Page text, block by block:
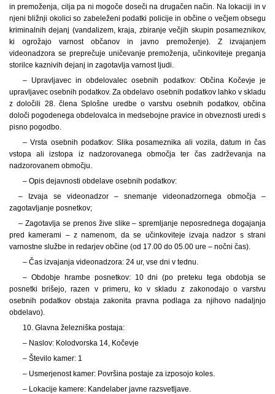
in premoženja, cilja pa ni mogoče doseči na drugačen način. Na lokaciji in v
njeni bližnji okolici so zabeleženi podatki policije in občine o večjem obsegu
kriminalnih dejanj (vandalizem, kraja, zbiranje večjih skupin posameznikov,
ki ogrožajo varnost občanov in javno premoženje). Z izvajanjem
videonadzora se preprečuje uničevanje premoženja, učinkoviteje preganja
storilce kaznivih dejanj in zagotavlja varnost ljudi.
– Upravljavec in obdelovalec osebnih podatkov: Občina Kočevje je
upravljavec osebnih podatkov. Za obdelavo osebnih podatkov lahko v skladu
z določili 28. člena Splošne uredbe o varstvu osebnih podatkov, občina
določi pogodenega obdelovalca in medsebojne pravice in obveznosti uredi s
pisno pogodbo.
– Vrsta osebnih podatkov: Slika posameznika ali vozila, datum in čas
vstopa ali izstopa iz nadzorovanega območja ter čas zadrževanja na
nadzorovanem območju.
– Opis dejavnosti obdelave osebnih podatkov:
– Izvaja se videonadzor – snemanje videonadzornega območja –
zagotavljanje posnetkov;
– Zagotavlja se prenos žive slike – spremljanje neposrednega dogajanja
pred kamerami – z namenom, da se učinkoviteje izvaja nadzor s strani
varnostne službe in redarjev občine (od 17.00 do 05.00 ure – nočni čas).
– Čas izvajanja videonadzora: 24 ur, vse dni v tednu.
– Obdobje hrambe posnetkov: 10 dni (po preteku tega obdobja se
posnetki brišejo, razen v primeru, ko v skladu z zakonodajo o varstvu
osebnih podatkov obstaja zakonita pravna podlaga za njihovo nadaljnjo
obdelavo).
10. Glavna železniška postaja:
– Naslov: Kolodvorska 14, Kočevje
– Število kamer: 1
– Usmerjenost kamer: Površina postaje za izposojo koles.
– Lokacije kamere: Kandelaber javne razsvetljave.